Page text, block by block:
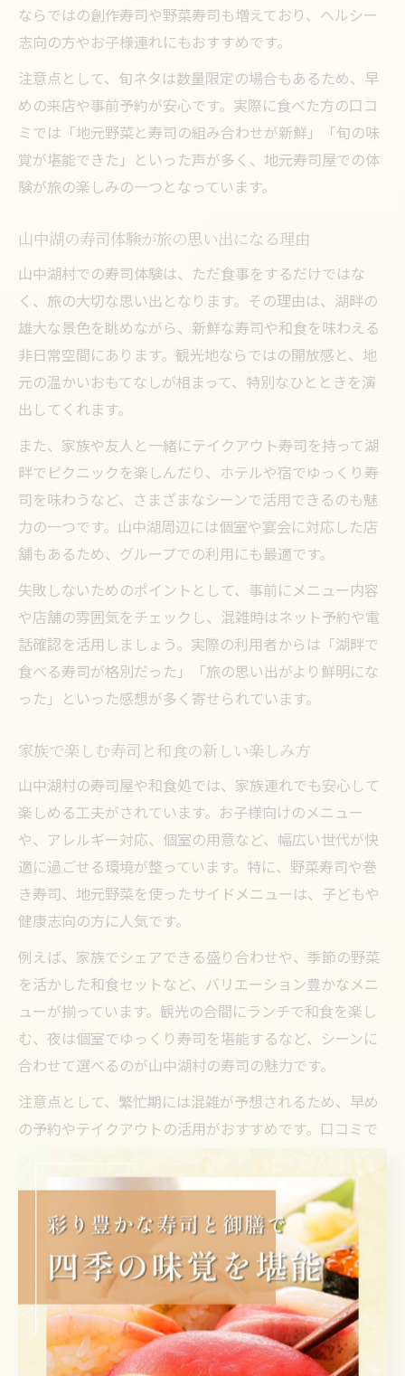
ならではの創作寿司や野菜寿司も増えており、ヘルシー
志向の方やお子様連れにもおすすめです。
注意点として、旬ネタは数量限定の場合もあるため、早
めの来店や事前予約が安心です。実際に食べた方の口コ
ミでは「地元野菜と寿司の組み合わせが新鮮」「旬の味
覚が堪能できた」といった声が多く、地元寿司屋での体
験が旅の楽しみの一つとなっています。
山中湖の寿司体験が旅の思い出になる理由
山中湖村での寿司体験は、ただ食事をするだけではな
く、旅の大切な思い出となります。その理由は、湖畔の
雄大な景色を眺めながら、新鮮な寿司や和食を味わえる
非日常空間にあります。観光地ならではの開放感と、地
元の温かいおもてなしが相まって、特別なひとときを演
出してくれます。
また、家族や友人と一緒にテイクアウト寿司を持って湖
畔でピクニックを楽しんだり、ホテルや宿でゆっくり寿
司を味わうなど、さまざまなシーンで活用できるのも魅
力の一つです。山中湖周辺には個室や宴会に対応した店
舗もあるため、グループでの利用にも最適です。
失敗しないためのポイントとして、事前にメニュー内容
や店舗の雰囲気をチェックし、混雑時はネット予約や電
話確認を活用しましょう。実際の利用者からは「湖畔で
食べる寿司が格別だった」「旅の思い出がより鮮明にな
った」といった感想が多く寄せられています。
家族で楽しむ寿司と和食の新しい楽しみ方
山中湖村の寿司屋や和食処では、家族連れでも安心して
楽しめる工夫がされています。お子様向けのメニュー
や、アレルギー対応、個室の用意など、幅広い世代が快
適に過ごせる環境が整っています。特に、野菜寿司や巻
き寿司、地元野菜を使ったサイドメニューは、子どもや
健康志向の方に人気です。
例えば、家族でシェアできる盛り合わせや、季節の野菜
を活かした和食セットなど、バリエーション豊かなメニ
ューが揃っています。観光の合間にランチで和食を楽し
む、夜は個室でゆっくり寿司を堪能するなど、シーンに
合わせて選べるのが山中湖村の寿司の魅力です。
注意点として、繁忙期には混雑が予想されるため、早め
の予約やテイクアウトの活用がおすすめです。口コミで
食べていた」といった声が多く、家族の思い出作りにも
最適です。
持ち帰り寿司で手軽に味わう山中湖の味覚
山中湖村では、持ち帰り寿司（テイクアウト）が手軽に
楽しめる点も大きな魅力です。観光やアウトドアを楽し
みながら、好きな場所で地元食材を使った寿司を味わえ